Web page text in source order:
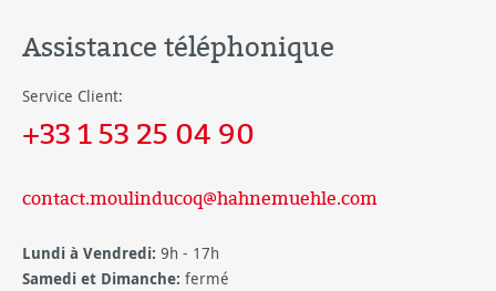
Assistance téléphonique
Service Client:
+33 1 53 25 04 90
contact.moulinducoq@hahnemuehle.com
Lundi à Vendredi: 9h - 17h
Samedi et Dimanche: fermé